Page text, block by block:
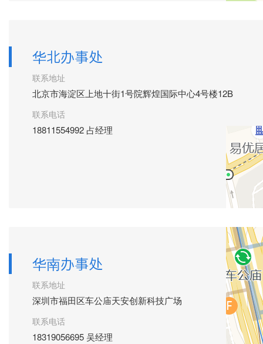
华北办事处
联系地址
北京市海淀区上地十街1号院辉煌国际中心4号楼12B
联系电话
18811554992 占经理
华南办事处
联系地址
深圳市福田区车公庙天安创新科技广场
联系电话
18319056695 吴经理